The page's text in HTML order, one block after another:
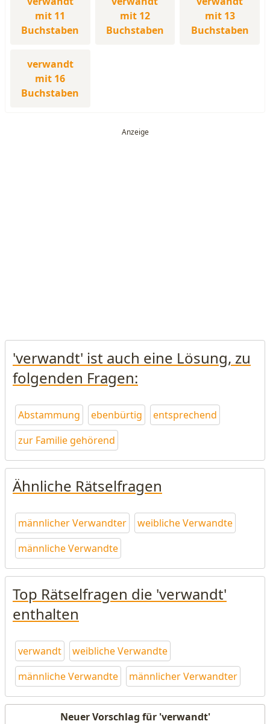
mit 11
Buchstaben
mit 12
Buchstaben
mit 13
Buchstaben
verwandt
mit 16
Buchstaben
'verwandt' ist auch eine Lösung, zu
folgenden Fragen:
Abstammung ebenbürtig
entsprechend
zur Familie gehörend
Ähnliche Rätselfragen
männlicher Verwandter
weibliche Verwandte
männliche Verwandte
Top Rätselfragen die 'verwandt'
enthalten
verwandt
weibliche Verwandte
männliche Verwandte
männlicher Verwandter
Neuer Vorschlag für 'verwandt'